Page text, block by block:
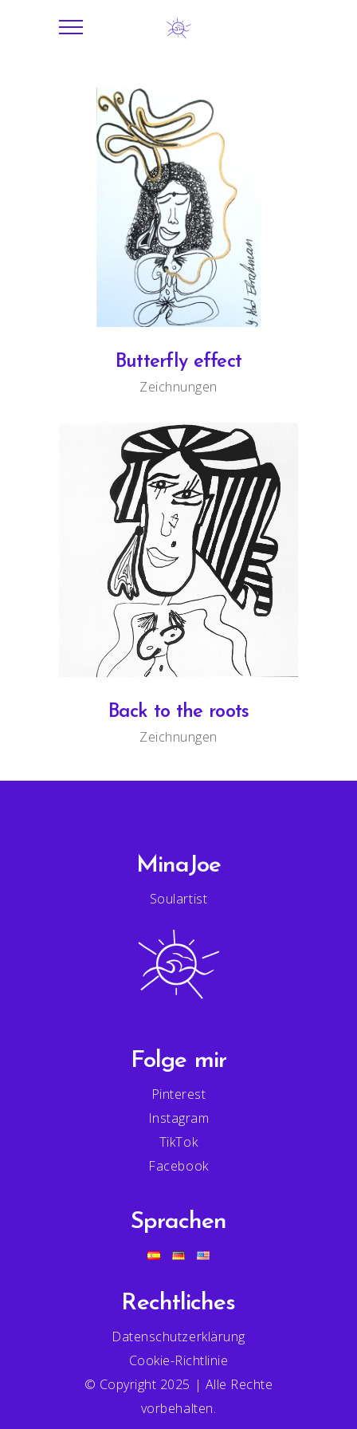
Butterfly effect
Zeichnungen
Back to the roots
Zeichnungen
MinaJoe
Soulartist
Folge mir
Pinterest
Instagram
TikTok
Facebook
Sprachen
Rechtliches
Datenschutzerklärung
Cookie-Richtlinie
© Copyright 2025 | Alle Rechte
vorbehalten.